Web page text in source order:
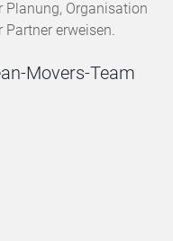
Planung, Organisation
erweisen.
Movers-Team